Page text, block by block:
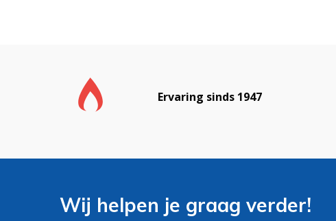
Ervaring sinds 1947
Wij helpen je graag verder!